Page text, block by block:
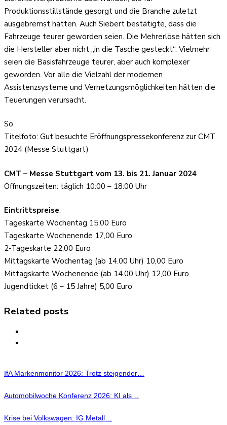
Produktionsstillstände gesorgt und die Branche zuletzt
ausgebremst hatten. Auch Siebert bestätigte, dass die
Fahrzeuge teurer geworden seien. Die Mehrerlöse hätten sich
die Hersteller aber nicht „in die Tasche gesteckt“. Vielmehr
seien die Basisfahrzeuge teurer, aber auch komplexer
geworden. Vor alle die Vielzahl der modernen
Assistenzsysteme und Vernetzungsmöglichkeiten hätten die
Teuerungen verursacht.
So
Titelfoto: Gut besuchte Eröffnungspressekonferenz zur CMT
2024 (Messe Stuttgart)
CMT – Messe Stuttgart vom 13. bis 21. Januar 2024
Öffnungszeiten: täglich 10:00 – 18:00 Uhr
Eintrittspreise:
Tageskarte Wochentag 15,00 Euro
Tageskarte Wochenende 17,00 Euro
2-Tageskarte 22,00 Euro
Mittagskarte Wochentag (ab 14.00 Uhr) 10,00 Euro
Mittagskarte Wochenende (ab 14.00 Uhr) 12,00 Euro
Jugendticket (6 – 15 Jahre) 5,00 Euro
Related posts
IfA Markenmonitor 2026: Trotz steigender…
Automobilwoche Konferenz 2026: KI als…
Krise bei Volkswagen: IG Metall…